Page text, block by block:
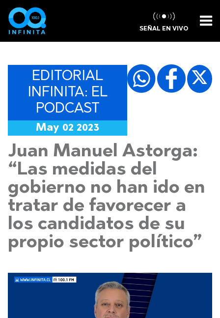
SEÑAL EN VIVO
EDITORIAL
INFINITA: EL
PODCAST
May 02 2023
Juan Manuel Astorga:
“Las medidas del
gobierno no han ido en
tratar de favorecer a
los candidatos de su
propio sector político”